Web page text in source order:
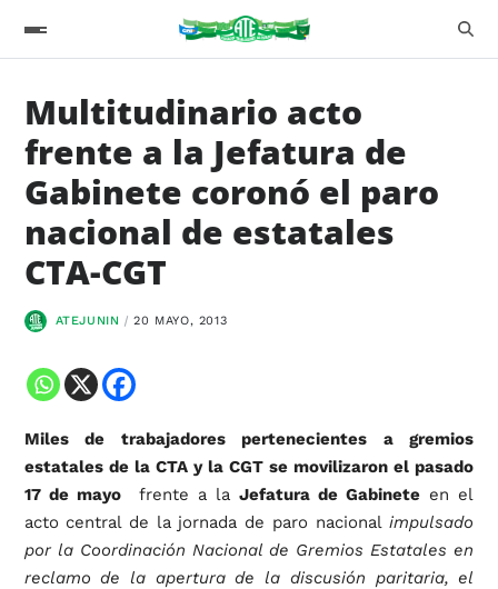
Multitudinario acto
frente a la Jefatura de
Gabinete coronó el paro
nacional de estatales
CTA-CGT
ATEJUNIN 20 MAYO, 2013
Miles de trabajadores pertenecientes a gremios
estatales de la CTA y la CGT se movilizaron el pasado
17 de mayofrente a laJefatura de Gabinete en el
acto central de la jornada de paro nacionalimpulsado
por la Coordinación Nacional de Gremios Estatales en
reclamo de la apertura de la discusión paritaria, el